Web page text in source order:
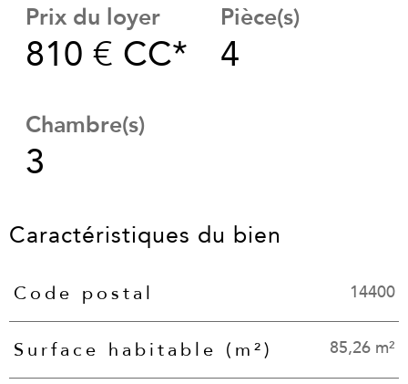
Prix du loyer
810 € CC*
Pièce(s)
4
Chambre(s)
3
Caractéristiques du bien
Caractéristiques Valeurs
Code postal 14400
Surface habitable (m²) 85,26 m²